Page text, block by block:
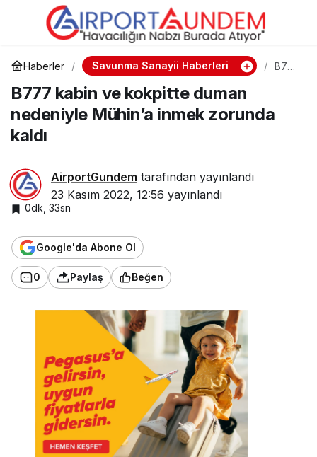
Haberler Savunma Sanayii Haberleri
B77
nede
B777 kabin ve kokpitte duman
nedeniyle Mühin’a inmek zorunda
kaldı
AirportGundem tarafından yayınlandı
23 Kasım 2022, 12:56 yayınlandı
0dk, 33sn
Google'da Abone Ol
0 Paylaş Beğen
B777 kabin ve kokpitte
duman nedeniyle
Mühin’a inmek zorunda
kaldı